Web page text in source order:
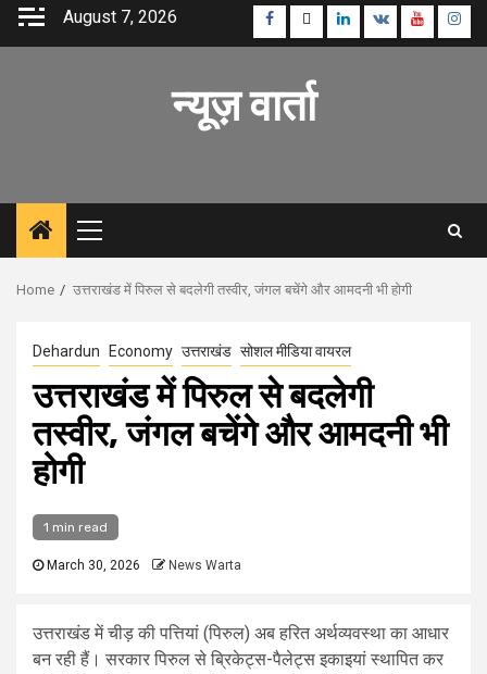
Skip
August 7, 2026 Facebook
TwitterLinkedin
VK Youtube
न्यूज़ वार्ता
Primary
Menu
Home उत्तराखंड में पिरुल से बदलेगी तस्वीर, जंगल बचेंगे और आमदनी भी होगी
Dehardun Economy उत्तराखंड सोशल मीडिया वायरल
उत्तराखंड में पिरुल से बदलेगी
तस्वीर, जंगल बचेंगे और आमदनी भी
होगी
1 min read
March 30, 2026 News Warta
उत्तराखंड में चीड़ की पत्तियां (पिरुल) अब हरित अर्थव्यवस्था का आधार
बन रही हैं। सरकार पिरुल से ब्रिकेट्स-पैलेट्स इकाइयां स्थापित कर